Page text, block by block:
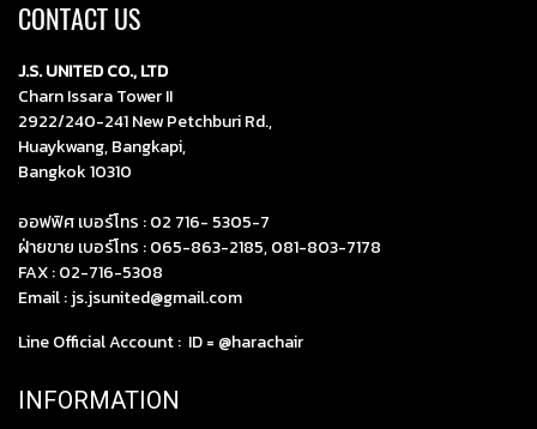
CONTACT US
J.S. UNITED CO., LTD
Charn Issara Tower II
2922/240-241 New Petchburi Rd.,
Huaykwang, Bangkapi,
Bangkok 10310
ออฟฟิศ เบอร์โทร :02 716- 5305-7
ฝ่ายขาย เบอร์โทร :065-863-2185,081-803-7178
FAX : 02-716-5308
Email :js.jsunited@gmail.com
Line Official Account : ID = @harachair
INFORMATION